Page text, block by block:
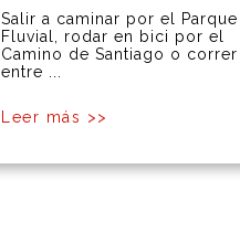
Salir a caminar por el Parque
Fluvial, rodar en bici por el
Camino de Santiago o correr
entre ...
Leer más >>